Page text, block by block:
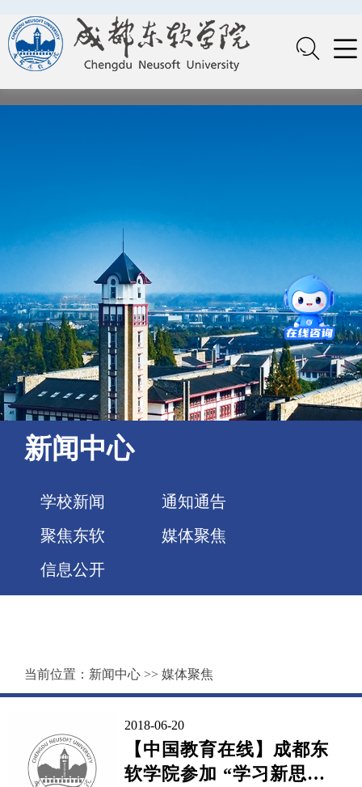
新闻中心
学校新闻
通知通告
聚焦东软
媒体聚焦
信息公开
当前位置： 新闻中心 >> 媒体聚焦
2018-06-20
【中国教育在线】成都东
软学院参加 “学习新思想